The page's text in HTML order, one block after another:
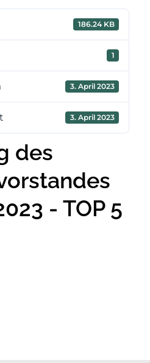
186.24 KB
1
3. April 2023
3. April 2023
des
- TOP 5